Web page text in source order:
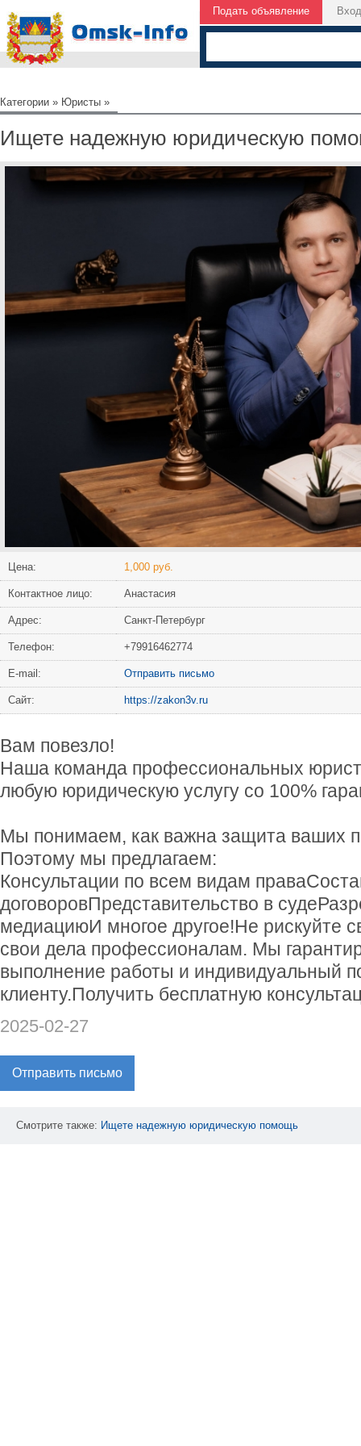
Подать объявление Вход
Категории » Юристы »
Ищете надежную юридическую
Цена: 1,000 руб.
Контактное лицо: Анастасия
Адрес: Санкт-Петербург
Телефон: +79916462774
Е-mail: Отправить письмо
Сайт: https://zakon3v.ru
Вам повезло!
Наша команда профессиональных
любую юридическую услугу со 100%
Мы понимаем, как важна защита ваших
Поэтому мы предлагаем:
Консультации по всем видам
договоровПредставительство в
медиациюИ многое другое!Не рискуйте
свои дела профессионалам. Мы
выполнение работы и индивидуальный
клиенту.Получить бесплатную
2025-02-27
Отправить письмо
Смотрите также: Ищете надежную юридическую помощь